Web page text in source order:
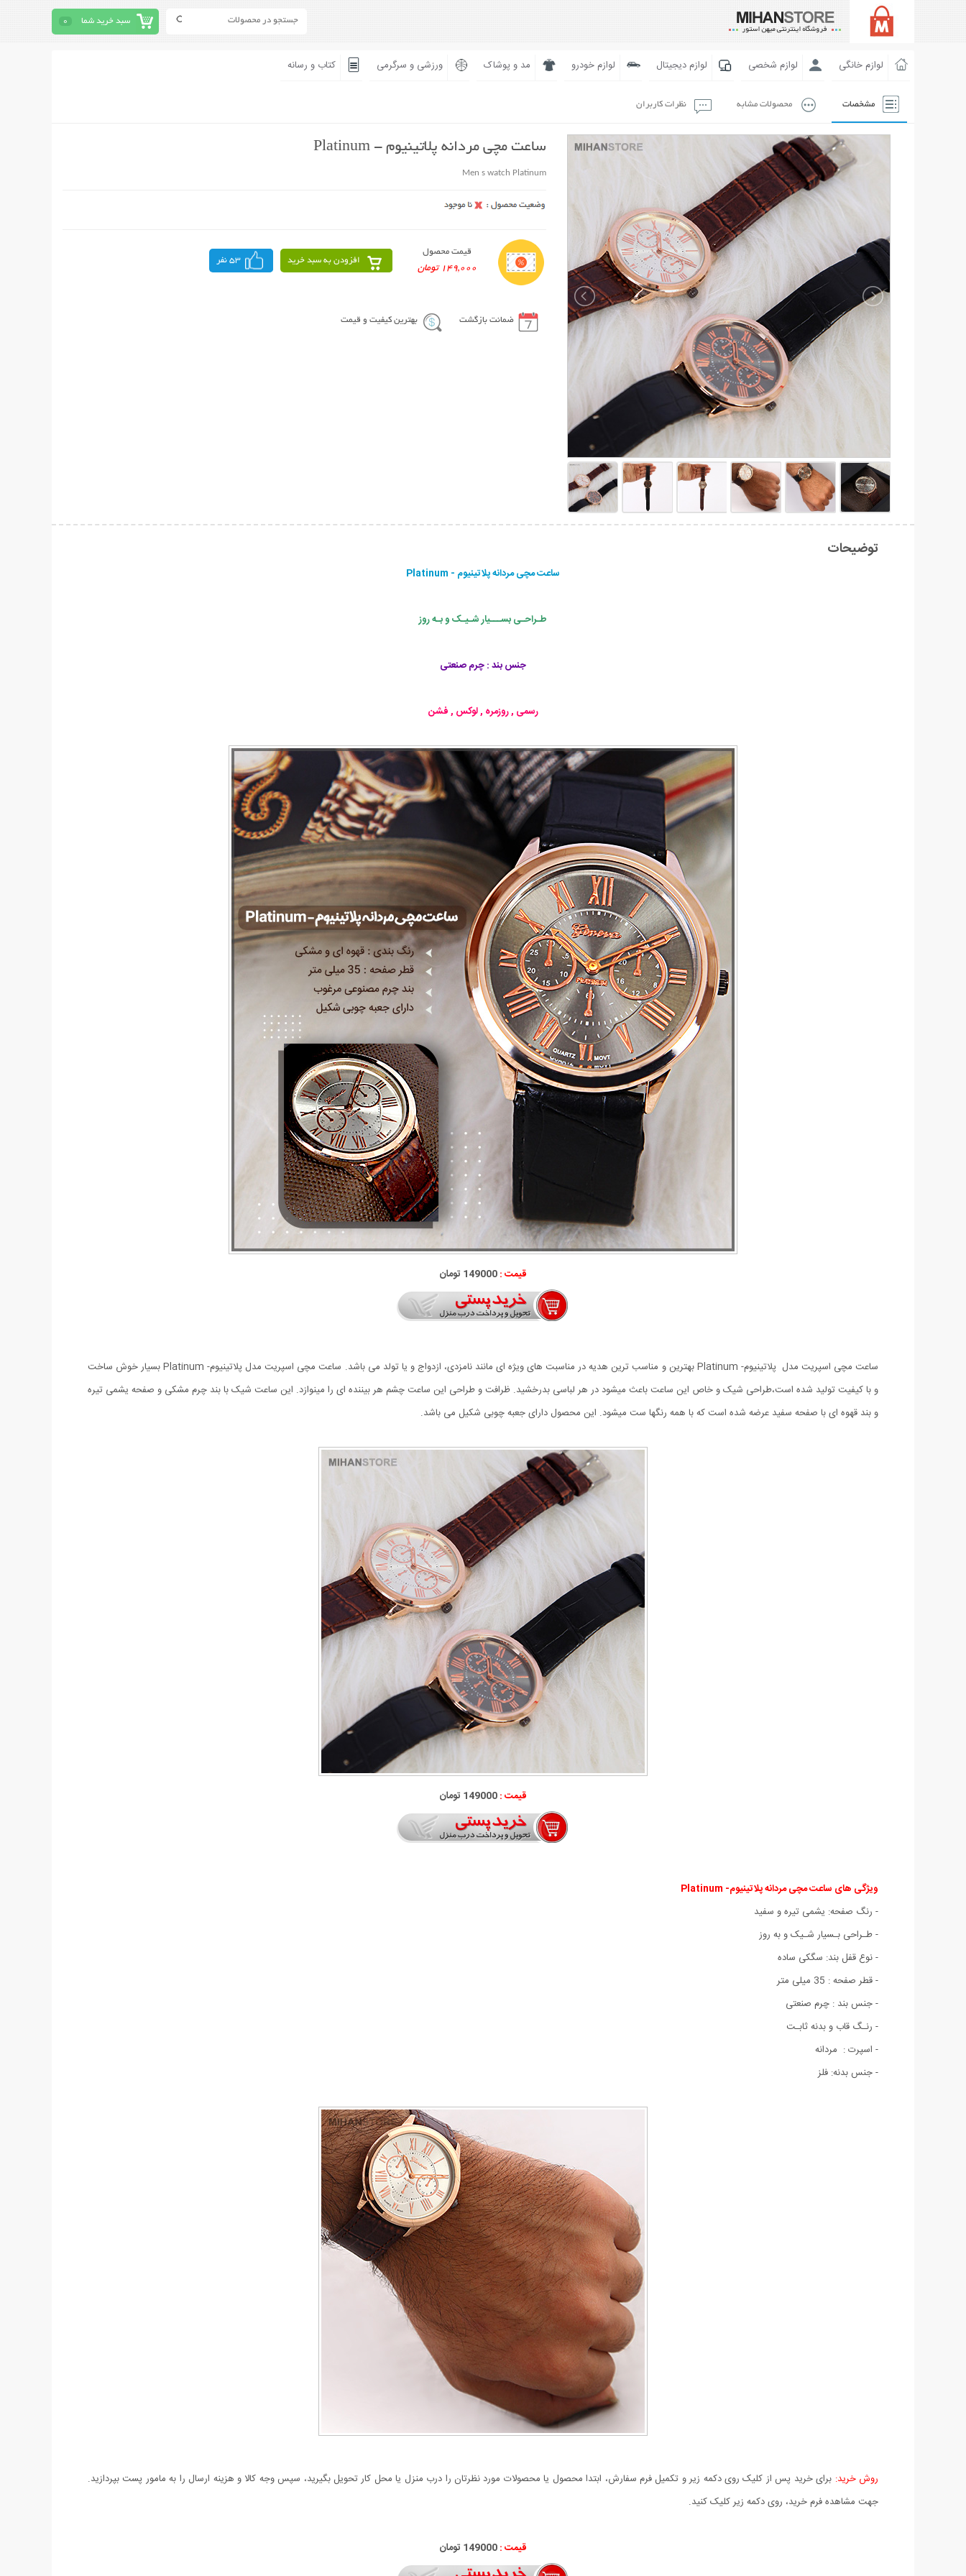
سبد خرید شما 0
لوازم خانگی لوازم شخصی لوازم دیجیتال لوازم خودرو مد و پوشاک ورزشی و سرگرمی کتاب و رسانه
مشخصات محصولات مشابه نظرات کاربران
ساعت مچی مردانه پلاتینیوم - Platinum
Men s watch Platinum
قیمت محصول
149,000 تومان
افزودن به سبد خرید 53 نفر
ضمانت بازگشت بهترین کیفیت و قیمت
توضیحات
ساعت مچی مردانه پلاتینیوم - Platinum
طـراحـی بســـیار شـیـک و بـه روز
جنس بند : چرم صنعتی
رسمی , روزمره , لوکس , فشن
قیمت :149000 تومان
ساعت مچی اسپریت مدل پلاتینیوم- Platinum بهترین و مناسب ترین هدیه در مناسبت های ویژه ای مانند نامزدی، ازدواج و یا تولد می باشد. ساعت مچی اسپریت مدل پلاتینیوم- Platinum بسیار خوش ساخت
و با کیفیت تولید شده است،طراحی شیک و خاص این ساعت باعث میشود در هر لباسی بدرخشید. ظرافت و طراحی این ساعت چشم هر بیننده ای را مینوازد. این ساعت شیک با بند چرم مشکی و صفحه یشمی تیره
و بند قهوه ای با صفحه سفید عرضه شده است که با همه رنگها ست میشود. این محصول دارای جعبه چوبی شکیل می باشد.
قیمت :149000 تومان
ویژگی های ساعت مچی مردانهپلاتینیوم- Platinum
- رنگ صفحه: یشمی تیره و سفید
- طـراحی بـسیار شـیک و به روز
- نوع قفل بند: سگکی ساده
- قطر صفحه : 35 میلی متر
- جنس بند : چرم صنعتی
- رنـگ قاب و بدنه ثابـت
- اسپرت : مردانه
- جنس بدنه: فلز
روش خرید: برای خرید پس از کلیک روی دکمه زیر و تکمیل فرم سفارش، ابتدا محصول یا محصولات مورد نظرتان را درب منزل یا محل کار تحویل بگیرید، سپس وجه کالا و هزینه ارسال را به مامور پست بپردازید.
جهت مشاهده فرم خرید، روی دکمه زیر کلیک کنید.
قیمت : 149000 تومان